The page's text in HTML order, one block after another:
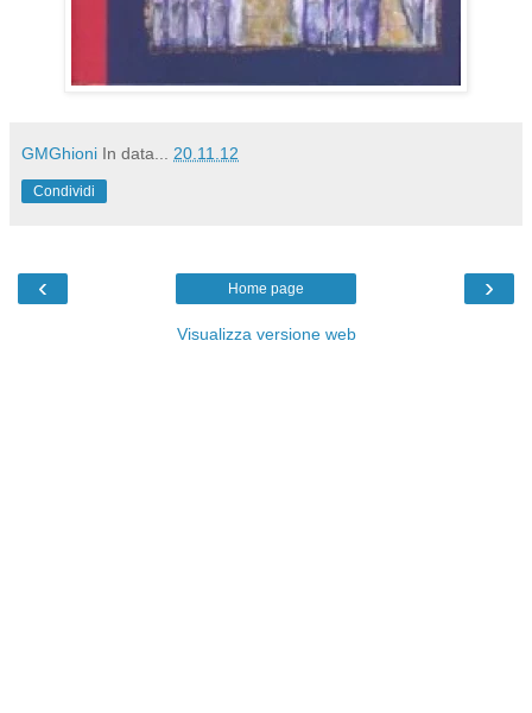
GMGhioni In data... 20.11.12
Condividi
‹ ›
Home page
Visualizza versione web